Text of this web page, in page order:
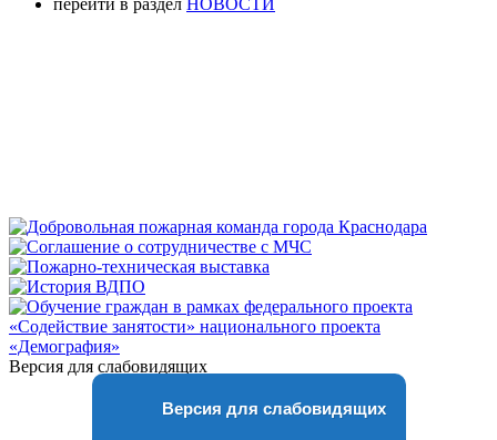
Версия для слабовидящих
Версия для слабовидящих